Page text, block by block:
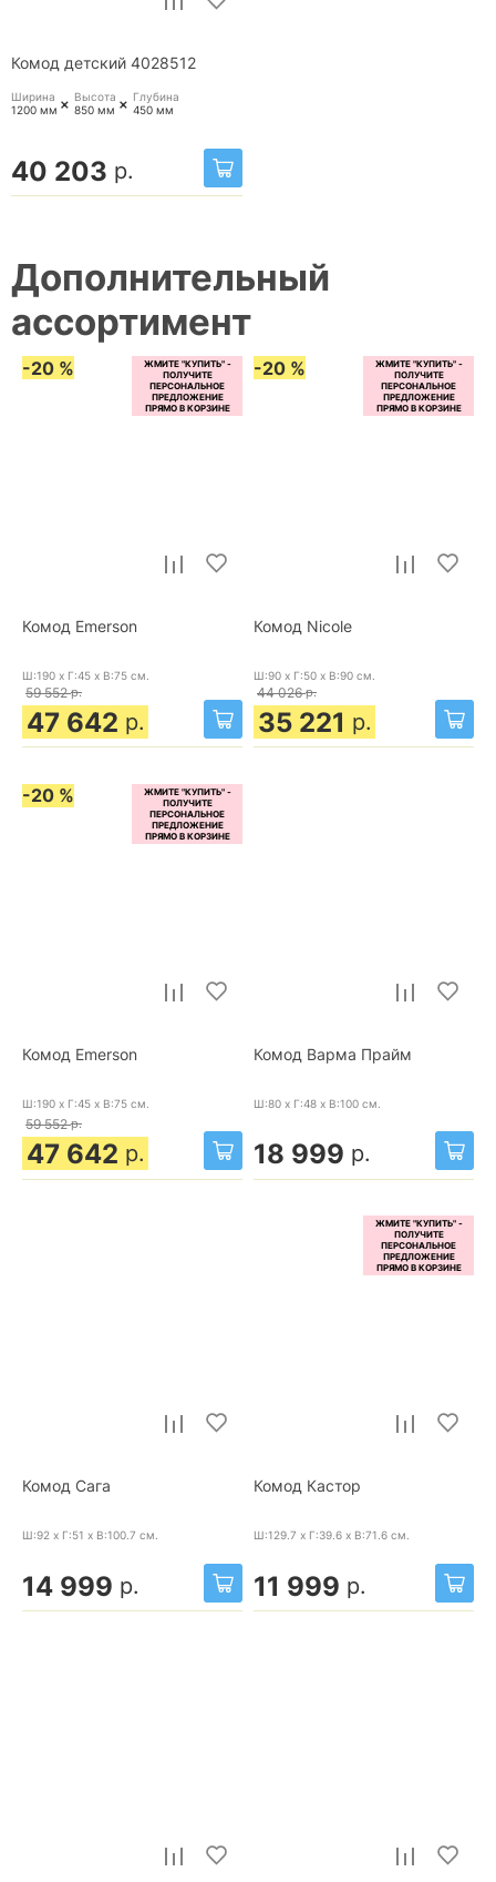
Комод детский 4028512
Ширина
1200 мм+Высота
850 мм+Глубина
450 мм
40 203 р.
Дополнительный
ассортимент
-20 %
Комод Emerson
Ш:190 x Г:45 x В:75 см.
59 552 р.
47 642 р.
-20 %
Комод Nicole
Ш:90 x Г:50 x В:90 см.
44 026 р.
35 221 р.
-20 %
Комод Emerson
Ш:190 x Г:45 x В:75 см.
59 552 р.
47 642 р.
Комод Варма Прайм
Ш:80 x Г:48 x В:100 см.
18 999 р.
Комод Сага
Ш:92 x Г:51 x В:100.7 см.
14 999 р.
Комод Кастор
Ш:129.7 x Г:39.6 x В:71.6 см.
11 999 р.